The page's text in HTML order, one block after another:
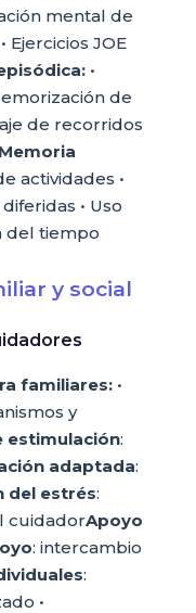
mental de
Ejercicios JOE
•
de
de recorridos
actividades •
• Uso
del tiempo
y social
familiares:•
y
estimulación:
adaptada:
del estrés:
cuidadorApoyo
: intercambio
:
•